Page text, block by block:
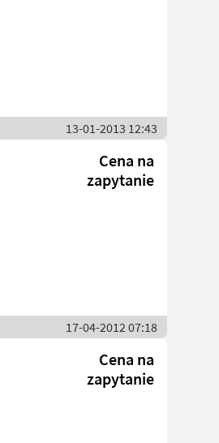
13-01-2013 12:43
Cena na
zapytanie
17-04-2012 07:18
Cena na
zapytanie